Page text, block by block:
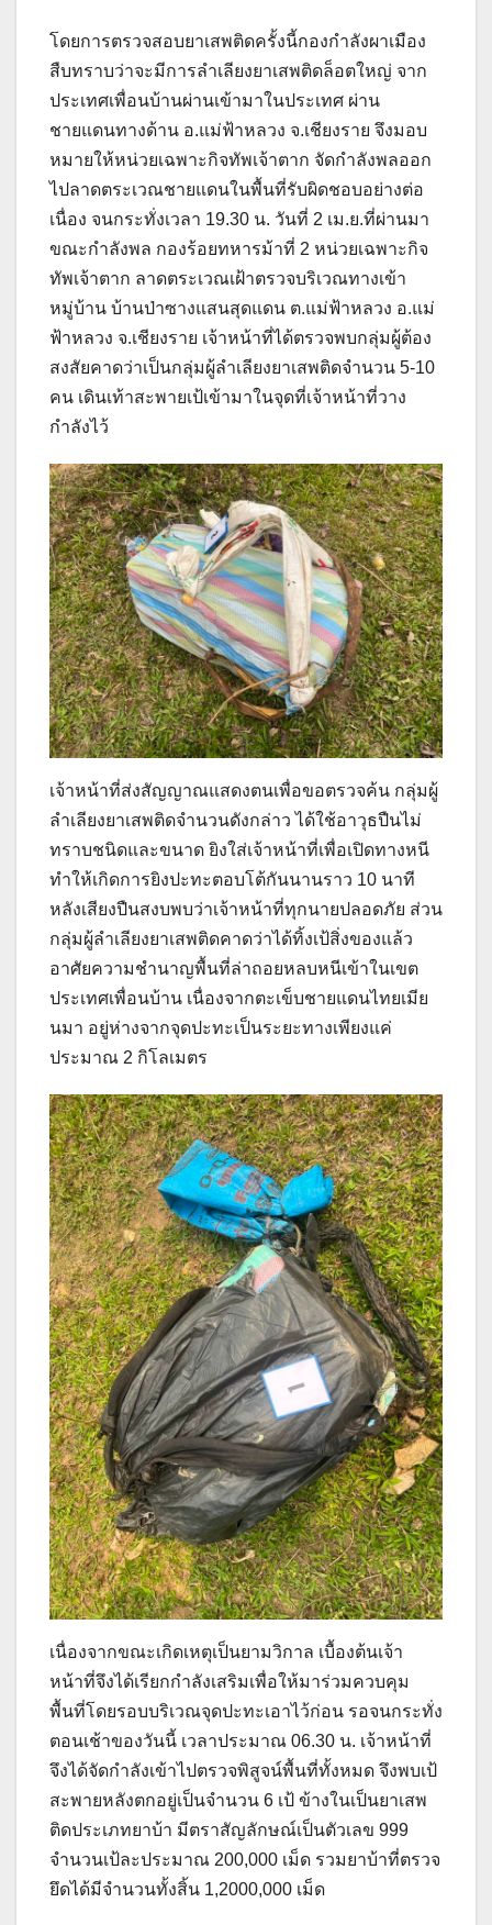
โดยการตรวจสอบยาเสพติดครั้งนี้กองกำลังผาเมือง
สืบทราบว่าจะมีการลำเลียงยาเสพติดล็อตใหญ่ จาก
ประเทศเพื่อนบ้านผ่านเข้ามาในประเทศ ผ่าน
ชายแดนทางด้าน อ.แม่ฟ้าหลวง จ.เชียงราย จึงมอบ
หมายให้หน่วยเฉพาะกิจทัพเจ้าตาก จัดกำลังพลออก
ไปลาดตระเวณชายแดนในพื้นที่รับผิดชอบอย่างต่อ
เนื่อง จนกระทั่งเวลา 19.30 น. วันที่ 2 เม.ย.ที่ผ่านมา
ขณะกำลังพล กองร้อยทหารม้าที่ 2 หน่วยเฉพาะกิจ
ทัพเจ้าตาก ลาดตระเวณเฝ้าตรวจบริเวณทางเข้า
หมู่บ้าน บ้านป่าซางแสนสุดแดน ต.แม่ฟ้าหลวง อ.แม่
ฟ้าหลวง จ.เชียงราย เจ้าหน้าที่ได้ตรวจพบกลุ่มผู้ต้อง
สงสัยคาดว่าเป็นกลุ่มผู้ลำเลียงยาเสพติดจำนวน 5-10
คน เดินเท้าสะพายเป้เข้ามาในจุดที่เจ้าหน้าที่วาง
กำลังไว้
เจ้าหน้าที่ส่งสัญญาณแสดงตนเพื่อขอตรวจค้น กลุ่มผู้
ลำเลียงยาเสพติดจำนวนดังกล่าว ได้ใช้อาวุธปืนไม่
ทราบชนิดและขนาด ยิงใส่เจ้าหน้าที่เพื่อเปิดทางหนี
ทำให้เกิดการยิงปะทะตอบโต้กันนานราว 10 นาที
หลังเสียงปืนสงบพบว่าเจ้าหน้าที่ทุกนายปลอดภัย ส่วน
กลุ่มผู้ลำเลียงยาเสพติดคาดว่าได้ทิ้งเป้สิ่งของแล้ว
อาศัยความชำนาญพื้นที่ล่าถอยหลบหนีเข้าในเขต
ประเทศเพื่อนบ้าน เนื่องจากตะเข็บชายแดนไทยเมีย
นมา อยู่ห่างจากจุดปะทะเป็นระยะทางเพียงแค่
ประมาณ 2 กิโลเมตร
เนื่องจากขณะเกิดเหตุเป็นยามวิกาล เบื้องต้นเจ้า
หน้าที่จึงได้เรียกกำลังเสริมเพื่อให้มาร่วมควบคุม
พื้นที่โดยรอบบริเวณจุดปะทะเอาไว้ก่อน รอจนกระทั่ง
ตอนเช้าของวันนี้ เวลาประมาณ 06.30 น. เจ้าหน้าที่
จึงได้จัดกำลังเข้าไปตรวจพิสูจน์พื้นที่ทั้งหมด จึงพบเป้
สะพายหลังตกอยู่เป็นจำนวน 6 เป้ ข้างในเป็นยาเสพ
ติดประเภทยาบ้า มีตราสัญลักษณ์เป็นตัวเลข 999
จำนวนเป้ละประมาณ 200,000 เม็ด รวมยาบ้าที่ตรวจ
ยึดได้มีจำนวนทั้งสิ้น 1,2000,000 เม็ด